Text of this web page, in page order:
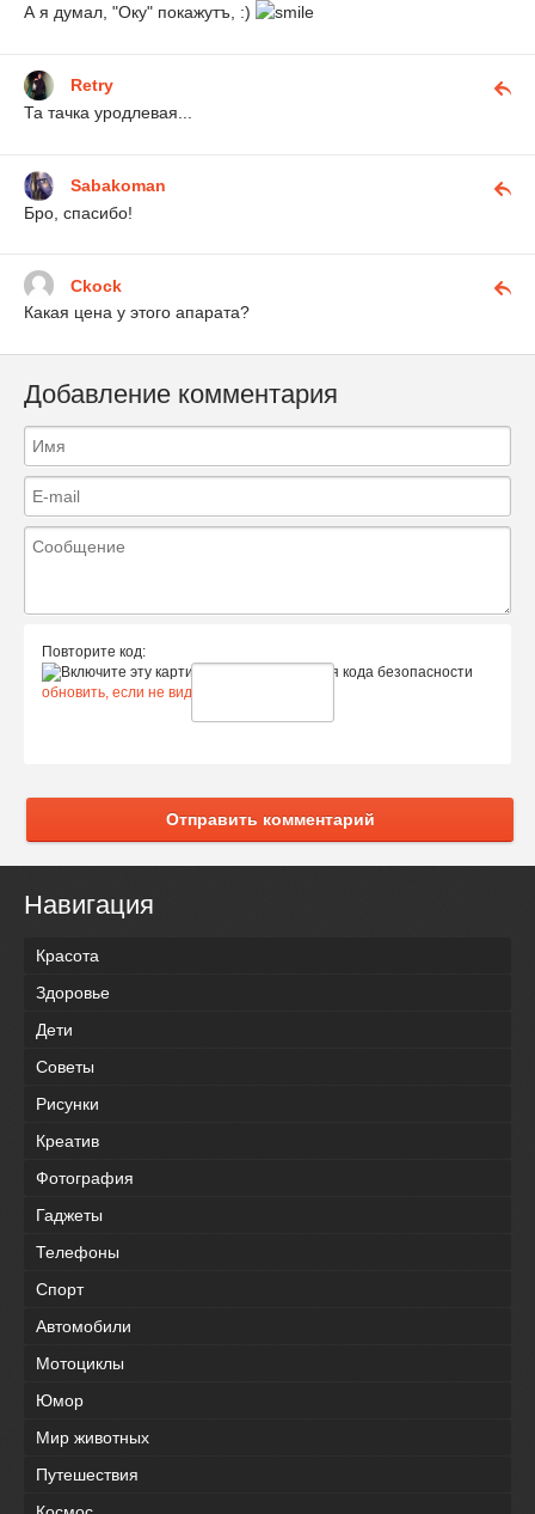
А я думал, "Оку" покажутъ, :)
Retry
Та тачка уродлевая...
Sabakoman
Бро, спасибо!
Ckock
Какая цена у этого апарата?
Добавление комментария
Повторите код:
обновить, если не виден код
Отправить комментарий
Навигация
Красота
Здоровье
Дети
Советы
Рисунки
Креатив
Фотография
Гаджеты
Телефоны
Спорт
Автомобили
Мотоциклы
Юмор
Мир животных
Путешествия